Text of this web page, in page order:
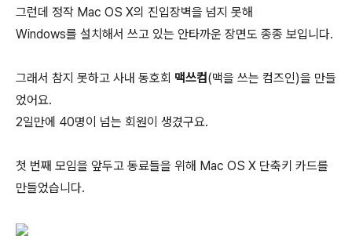
그런데 정작 Mac OS X의 진입장벽을 넘지 못해
Windows를 설치해서 쓰고 있는 안타까운 장면도 종종 보입니다.
그래서 참지 못하고 사내 동호회 맥쓰컴 (맥을 쓰는 컴즈인)을 만들
었어요.
2일만에 40명이 넘는 회원이 생겼구요.
첫 번째 모임을 앞두고 동료들을 위해 Mac OS X 단축키 카드를
만들었습니다.